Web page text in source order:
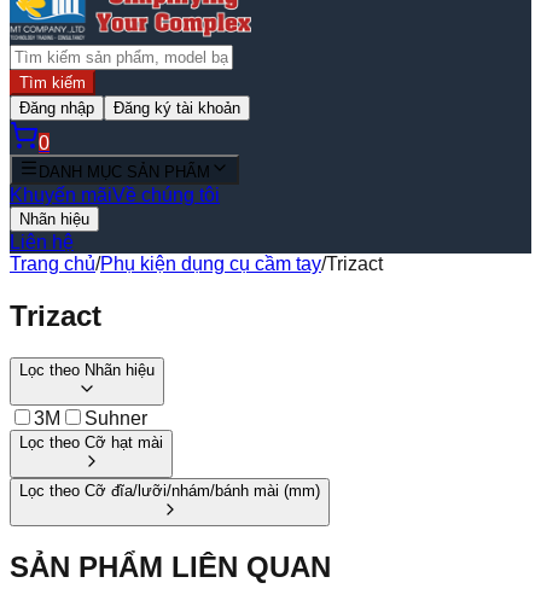
Tìm kiếm
Đăng nhập
Đăng ký tài khoản
0
DANH MỤC SẢN PHẨM
Khuyến mãiVề chúng tôi
Nhãn hiệu
Liên hệ
Trang chủ/Phụ kiện dụng cụ cầm tay/Trizact
Trizact
Lọc theo Nhãn hiệu
3M Suhner
Lọc theo Cỡ hạt mài
Lọc theo Cỡ đĩa/lưỡi/nhám/bánh mài (mm)
SẢN PHẨM LIÊN QUAN